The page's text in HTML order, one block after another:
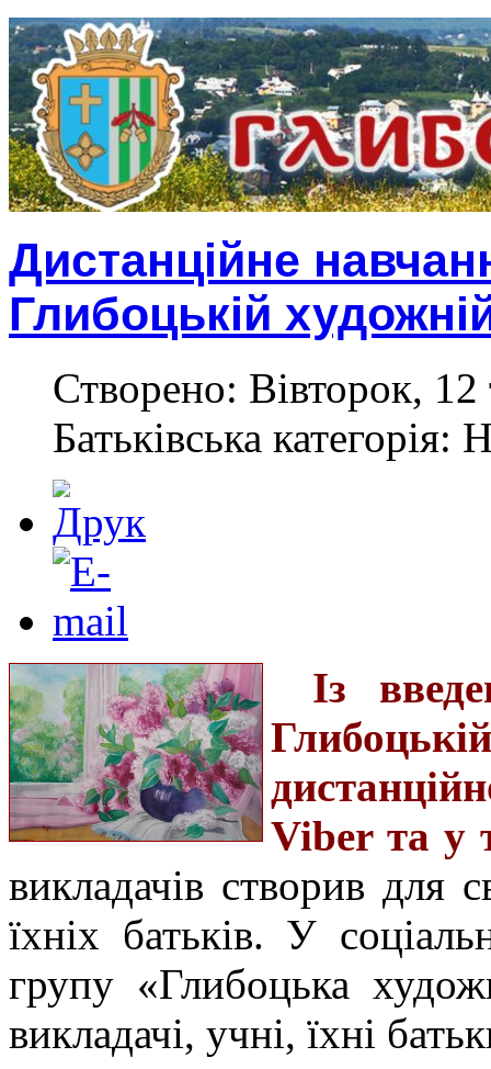
Дистанційне
Глибоцькій
Створено: Вівторок,
Батьківська категорія:
Із
Viber та у
викладачів створив для
їхніх батьків. У
групу «Глибоцька
викладачі, учні, їхні